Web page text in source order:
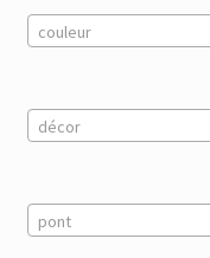
couleur
décor
pont